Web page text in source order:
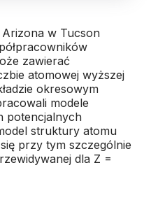
w Tucson
zawierać
atomowej wyższej
okresowym
modele
potencjalnych
struktury atomu
przy tym szczególnie
dla Z =